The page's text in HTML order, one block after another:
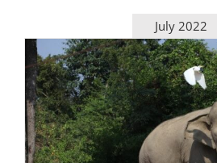
July 2022